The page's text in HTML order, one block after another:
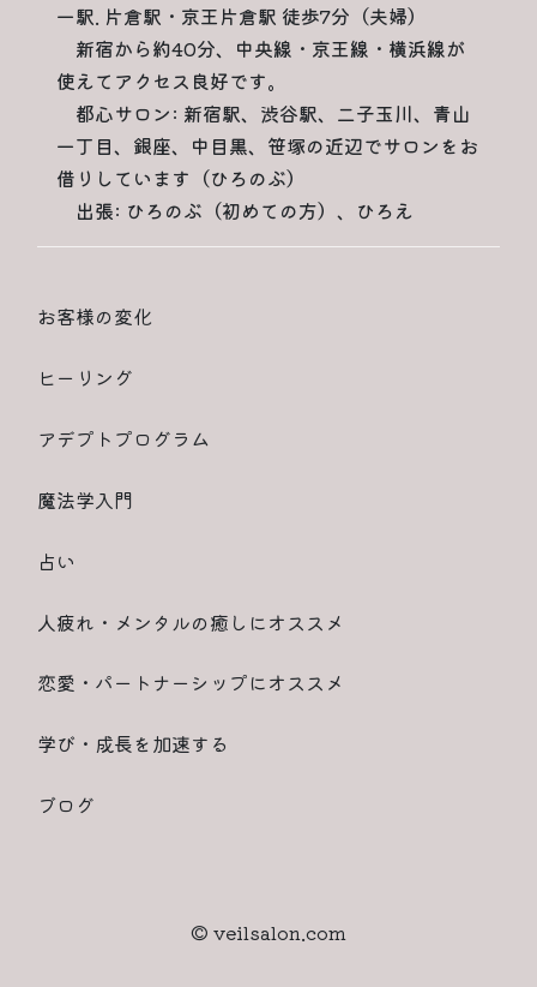
一駅. 片倉駅・京王片倉駅 徒歩7分（夫婦）
新宿から約40分、中央線・京王線・横浜線が
使えてアクセス良好です。
都心サロン: 新宿駅、渋谷駅、二子玉川、青山
一丁目、銀座、中目黒、笹塚の近辺でサロンをお
借りしています（ひろのぶ）
出張: ひろのぶ（初めての方）、ひろえ
お客様の変化
ヒーリング
アデプトプログラム
魔法学入門
占い
人疲れ・メンタルの癒しにオススメ
恋愛・パートナーシップにオススメ
学び・成長を加速する
ブログ
© veilsalon.com